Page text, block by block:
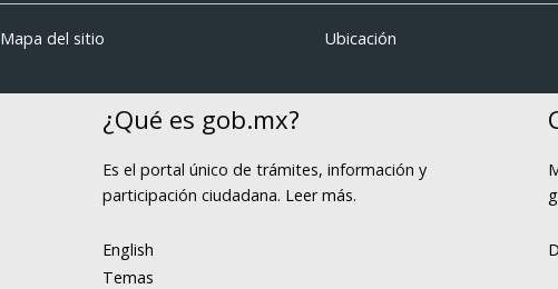
Mapa del sitio Ubicación
¿Qué es gob.mx?
Es el portal único de trámites, información y
participación ciudadana. Leer más.
English
Temas